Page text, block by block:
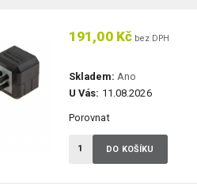
191,00 Kč bez DPH
Skladem: Ano
U Vás: 11.08.2026
Porovnat
DO KOŠÍKU